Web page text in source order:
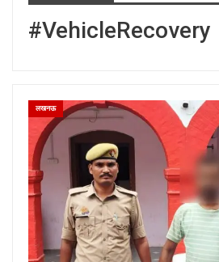
#VehicleRecovery
लखनऊ